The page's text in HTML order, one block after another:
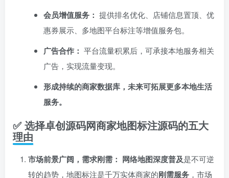
会员增值服务：​ 提供排名优化、店铺信息置顶、优
惠券展示、多地图平台标注等增值服务包。
广告合作：​ 平台流量积累后，可承接本地服务相关
广告，实现流量变现。
形成持续的商家数据库，未来可拓展更多本地生活
服务。​
✅ 选择卓创源码网商家地图标注源码的五大
理由
市场前景广阔，需求刚需：​ 网络地图深度普及是不可逆
转的趋势，地图标注是千万实体商家的刚需服务 ，市场